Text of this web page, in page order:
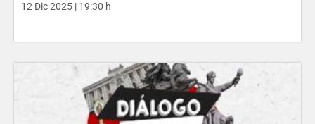
12 Dic 2025 | 19:30 h